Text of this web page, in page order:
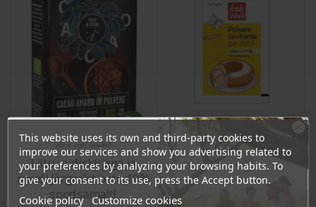
Cocoa Powder, 75g
Leivinjauhe, gluteeniton,
This website uses its own and third-party cookies to
improve our services and show you advertising related to
your preferences by analyzing your browsing habits. To
give your consent to its use, press the Accept button.
Cookie policy Customize cookies
Ära veel lahku!
Liitu uudiskirjaga ja
naudi järgmist ostu 10%
soodsamalt!